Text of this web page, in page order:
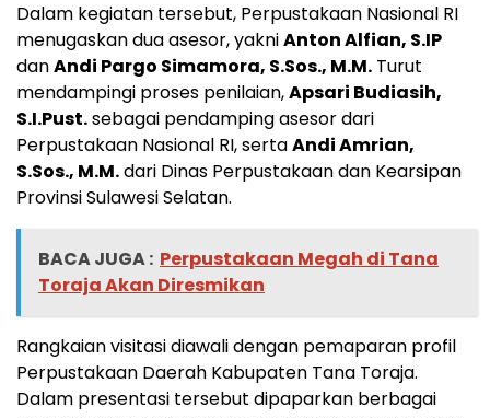
Dalam kegiatan tersebut, Perpustakaan Nasional RI
menugaskan dua asesor, yakniAnton Alfian, S.IP
danAndi Pargo Simamora, S.Sos., M.M. Turut
mendampingi proses penilaian,Apsari Budiasih,
S.I.Pust.sebagai pendamping asesor dari
Perpustakaan Nasional RI, sertaAndi Amrian,
S.Sos., M.M.dari Dinas Perpustakaan dan Kearsipan
Provinsi Sulawesi Selatan.
BACA JUGA : Perpustakaan Megah di Tana
Toraja Akan Diresmikan
Rangkaian visitasi diawali dengan pemaparan profil
Perpustakaan Daerah Kabupaten Tana Toraja.
Dalam presentasi tersebut dipaparkan berbagai